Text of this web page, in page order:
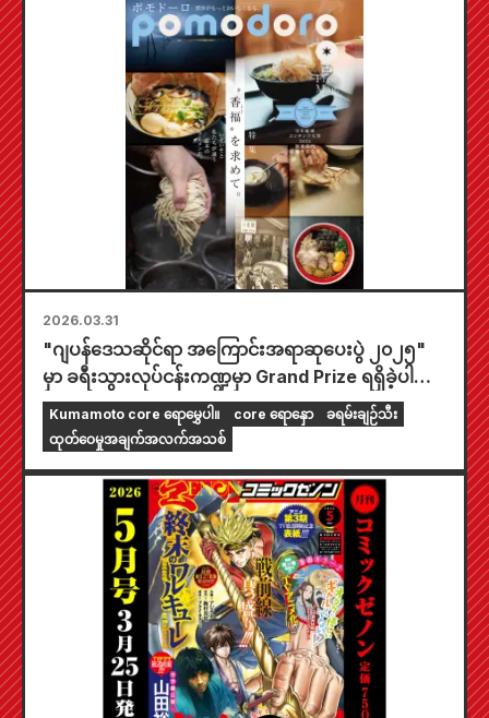
2026.03.31
"ဂျပန်ဒေသဆိုင်ရာ အကြောင်းအရာဆုပေးပွဲ ၂၀၂၅"
မှာ ခရီးသွားလုပ်ငန်းကဏ္ဍမှာ Grand Prize ရရှိခဲ့ပါ
တယ်။ "pomodoro" ရဲ့ အမှတ်စဉ် ၁၄ မှာ
Kumamoto ramen ပါဝင်ပါတယ်။
Kumamoto core ရောမွှေပါ။ core ရောနှော
ခရမ်းချဉ်သီး
ထုတ်ဝေမှုအချက်အလက်အသစ်